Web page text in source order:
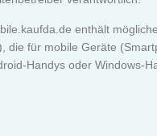
enthält
die für mobile Geräte
Handys oder Windows-